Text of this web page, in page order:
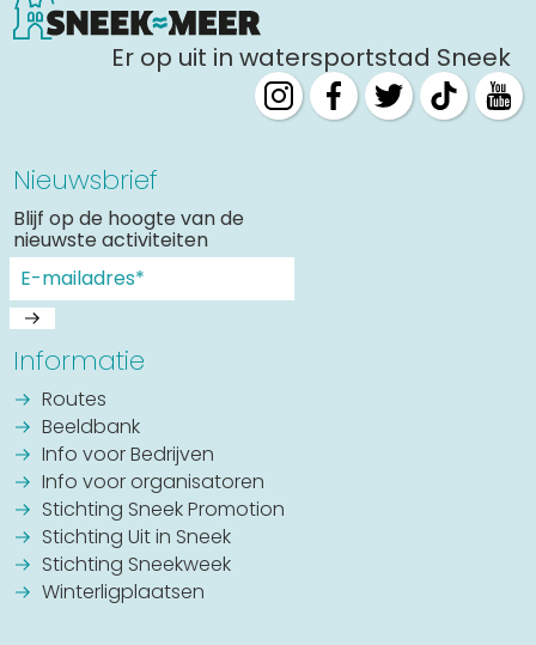
Er op uit in watersportstad Sneek
Nieuwsbrief
Blijf op de hoogte van de
nieuwste activiteiten
Informatie
Routes
Beeldbank
Info voor Bedrijven
Info voor organisatoren
Stichting Sneek Promotion
Stichting Uit in Sneek
Stichting Sneekweek
Winterligplaatsen